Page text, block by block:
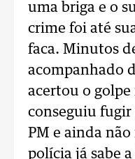
uma briga e o
crime foi até
faca. Minutos
acompanhado
acertou o
conseguiu fugir
PM e ainda
polícia já sabe